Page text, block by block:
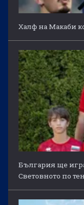
Халф на Макаби
България ще
Световното по